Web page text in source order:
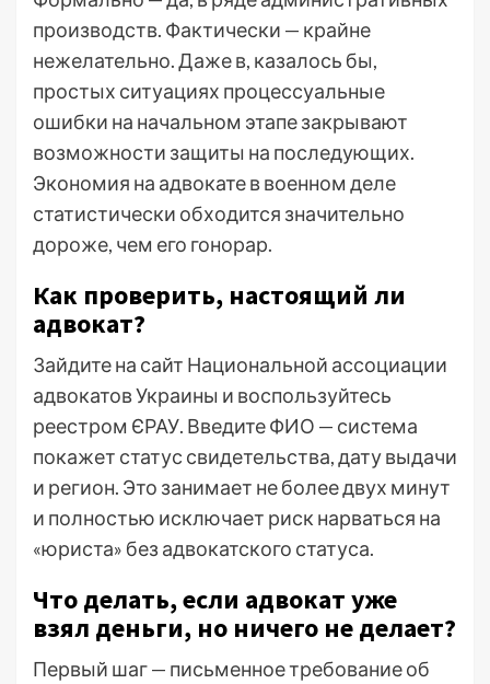
производств. Фактически — крайне
нежелательно. Даже в, казалось бы,
простых ситуациях процессуальные
ошибки на начальном этапе закрывают
возможности защиты на последующих.
Экономия на адвокате в военном деле
статистически обходится значительно
дороже, чем его гонорар.
Как проверить, настоящий ли
адвокат?
Зайдите на сайт Национальной ассоциации
адвокатов Украины и воспользуйтесь
реестром ЄРАУ. Введите ФИО — система
покажет статус свидетельства, дату выдачи
и регион. Это занимает не более двух минут
и полностью исключает риск нарваться на
«юриста» без адвокатского статуса.
Что делать, если адвокат уже
взял деньги, но ничего не делает?
Первый шаг — письменное требование об